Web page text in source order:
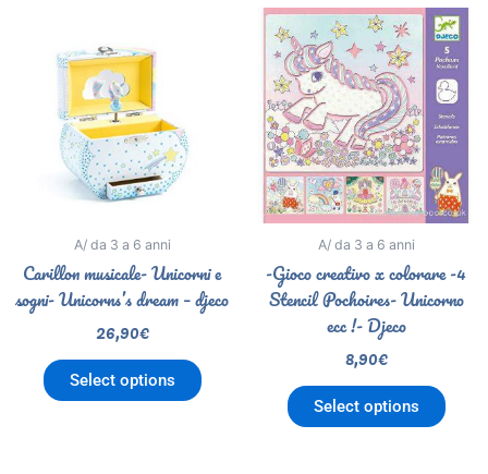
A/ da 3 a 6 anni
Carillon musicale- Unicorni e
sogni- Unicorns’s dream – djeco
26,90€
Select options
A/ da 3 a 6 anni
-Gioco creativo x colorare -4
Stencil Pochoires- Unicorno
ecc !- Djeco
8,90€
Select options